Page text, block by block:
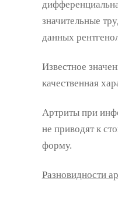
значительные
данных
Известное
качественная
Артриты при
не приводят к
форму.
Разновидности